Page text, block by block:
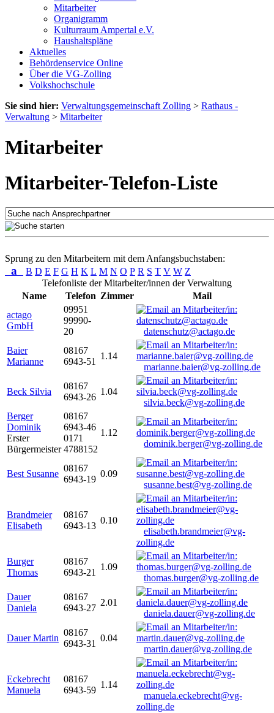
Mitarbeiter
Organigramm
Kulturraum Ampertal e.V.
Haushaltspläne
Aktuelles
Behördenservice Online
Über die VG-Zolling
Volkshochschule
Sie sind hier: Verwaltungsgemeinschaft Zolling > Rathaus -
Verwaltung > Mitarbeiter
Mitarbeiter
Mitarbeiter-Telefon-Liste
Sprung zu den Mitarbeitern mit dem Anfangsbuchstaben:
a B D E F G H K L M N O P R S T V W Z
Telefonliste der Mitarbeiter/innen der Verwaltung
Name
Telefon Zimmer
Mail
actago
GmbH
09951
99990-
20
datenschutz@actago.de
Baier
Marianne
08167
6943-51
1.14
marianne.baier@vg-zolling.de
Beck Silvia
08167
6943-26
1.04
silvia.beck@vg-zolling.de
Berger
Dominik
Erster
Bürgermeister
08167
6943-46
0171
4788152
1.12
dominik.berger@vg-zolling.de
Best Susanne
08167
6943-19
0.09
susanne.best@vg-zolling.de
Brandmeier
Elisabeth
08167
6943-13
0.10
elisabeth.brandmeier@vg-
zolling.de
Burger
Thomas
08167
6943-21
1.09
thomas.burger@vg-zolling.de
Dauer
Daniela
08167
6943-27
2.01
daniela.dauer@vg-zolling.de
Dauer Martin
08167
6943-31
0.04
martin.dauer@vg-zolling.de
Eckebrecht
Manuela
08167
6943-59
1.14
manuela.eckebrecht@vg-
zolling.de